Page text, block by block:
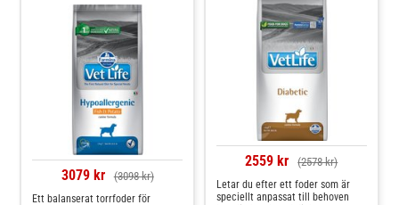
3079 kr (3098 kr)
Ett balanserat torrfoder för
2559 kr (2578 kr)
Letar du efter ett foder som är
speciellt anpassat till behoven